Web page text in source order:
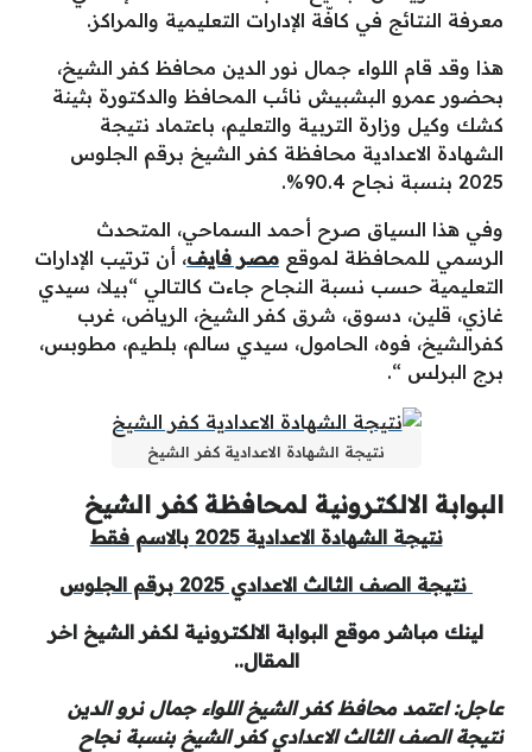
معرفة النتائج في كافّة الإدارات التعليمية والمراكز.
هذا وقد قام اللواء جمال نور الدين محافظ كفر الشيخ،
بحضور عمرو البشبيش نائب المحافظ والدكتورة بثينة
كشك وكيل وزارة التربية والتعليم، باعتماد نتيجة
الشهادة الاعدادية محافظة كفر الشيخ برقم الجلوس
2025 بنسبة نجاح 90.4%.
وفي هذا السياق صرح أحمد السماحي، المتحدث
الرسمي للمحافظة لموقع مصر فايف، أن ترتيب الإدارات
التعليمية حسب نسبة النجاح جاءت كالتالي “بيلا، سيدي
غازي، قلين، دسوق، شرق كفر الشيخ، الرياض، غرب
كفرالشيخ، فوه، الحامول، سيدي سالم، بلطيم، مطوبس،
برج البرلس “.
نتيجة الشهادة الاعدادية كفر الشيخ
البوابة الالكترونية لمحافظة كفر الشيخ
نتيجة الشهادة الاعدادية 2025 بالاسم فقط
نتيجة الصف الثالث الاعدادي 2025 برقم الجلوس
لينك مباشر موقع البوابة الالكترونية لكفر الشيخ اخر
المقال..
عاجل: اعتمد محافظ كفر الشيخ اللواء جمال نرو الدين
نتيجة الصف الثالث الاعدادي كفر الشيخ بنسبة نجاح